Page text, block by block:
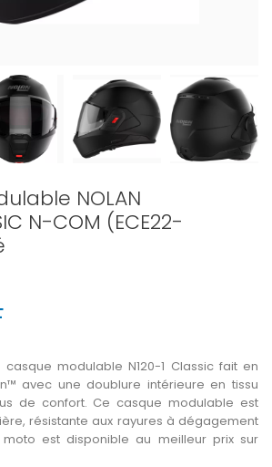
NOLAN
N-COM (ECE22-
modulable N120-1 Classic fait en
avec une doublure intérieure en tissu
de confort. Ce casque modulable est
résistante aux rayures à dégagement
est disponible au meilleur prix sur